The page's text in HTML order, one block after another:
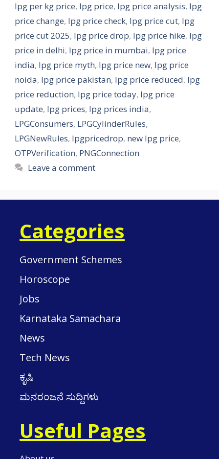
lpg per kg price, lpg price, lpg price analysis, lpg
price change, lpg price check, lpg price cut, lpg
price cut 2025, lpg price drop, lpg price hike, lpg
price in delhi, lpg price in mumbai, lpg price
india, lpg price myth, lpg price new, lpg price
noida, lpg price pakistan, lpg price reduced, lpg
price reduction, lpg price today, lpg price
update, lpg prices, lpg prices india,
LPGConsumers, LPGCylinderRules,
LPGNewRules, lpgpricedrop, new lpg price,
OTPVerification, PNGConnection
Leave a comment
Categories
Government Schemes
Horoscope
Jobs
Karnataka Samachara
News
Tech News
ಕೃಷಿ
ಮನರಂಜನೆ ಸುದ್ದಿಗಳು
Useful Pages